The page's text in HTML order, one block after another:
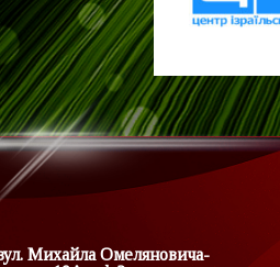
Михайла Омеляновича-